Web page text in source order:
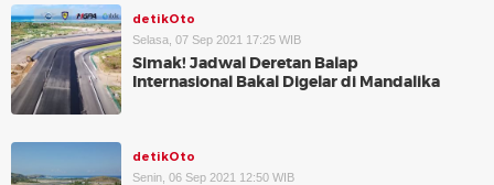
detikOto
Selasa, 07 Sep 2021 17:25 WIB
Simak! Jadwal Deretan Balap
Internasional Bakal Digelar di Mandalika
detikOto
Senin, 06 Sep 2021 12:50 WIB